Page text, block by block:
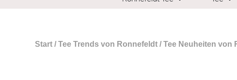
Start / Tee Trends von Ronnefeldt / Tee Neuheiten von